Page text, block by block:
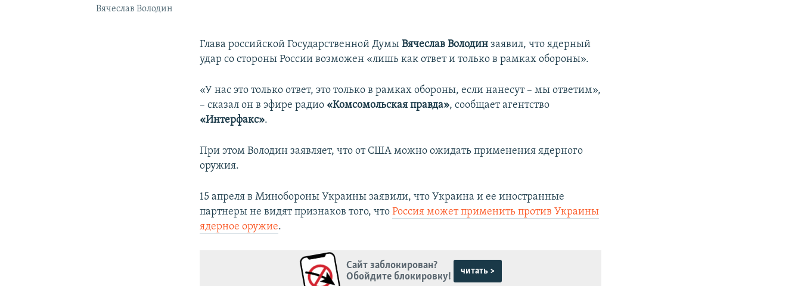
Вячеслав Володин
Глава российской Государственной ДумыВячеслав Володин заявил, что ядерный
удар со стороны России возможен «лишь как ответ и только в рамках обороны».
«У нас это только ответ, это только в рамках обороны, если нанесут – мы ответим»,
– сказал он в эфире радио «Комсомольская правда», сообщает агентство
«Интерфакс».
При этом Володин заявляет, что от США можно ожидать применения ядерного
оружия.
15 апреля в Минобороны Украины заявили, что Украина и ее иностранные
партнеры не видят признаков того, чтоРоссия может применить против Украины
ядерное оружие.
Сайт заблокирован?
Обойдите блокировку!
читать >